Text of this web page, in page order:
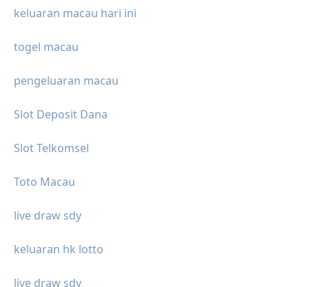
keluaran macau hari ini
togel macau
pengeluaran macau
Slot Deposit Dana
Slot Telkomsel
Toto Macau
live draw sdy
keluaran hk lotto
live draw sdy